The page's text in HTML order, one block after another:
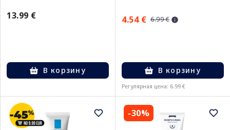
13.99 €
В корзину
4.54 € 6.99 €
В корзину
Регулярная цена: 6.99 €
-30%